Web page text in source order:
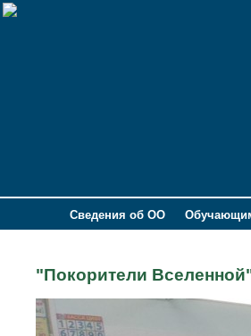
Сведения об ОО
"Покорители